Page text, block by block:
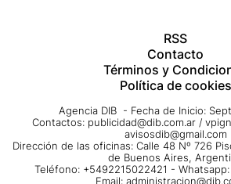
RSS
Contacto
Términos y
Política de cookies
Agencia DIB - Fecha de Inicio:
Contactos: publicidad@dib.com.ar /
avisosdib@gmail.com
Dirección de las oficinas: Calle 48 Nº 726
de Buenos Aires,
Teléfono: +5492215022421 -
Email: